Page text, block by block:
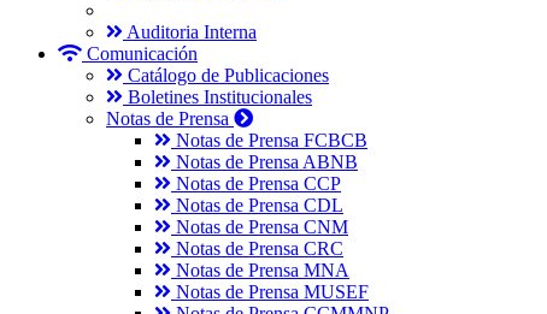
Auditoria Interna
Comunicación
Catálogo de Publicaciones
Boletines Institucionales
Notas de Prensa
Notas de Prensa FCBCB
Notas de Prensa ABNB
Notas de Prensa CCP
Notas de Prensa CDL
Notas de Prensa CNM
Notas de Prensa CRC
Notas de Prensa MNA
Notas de Prensa MUSEF